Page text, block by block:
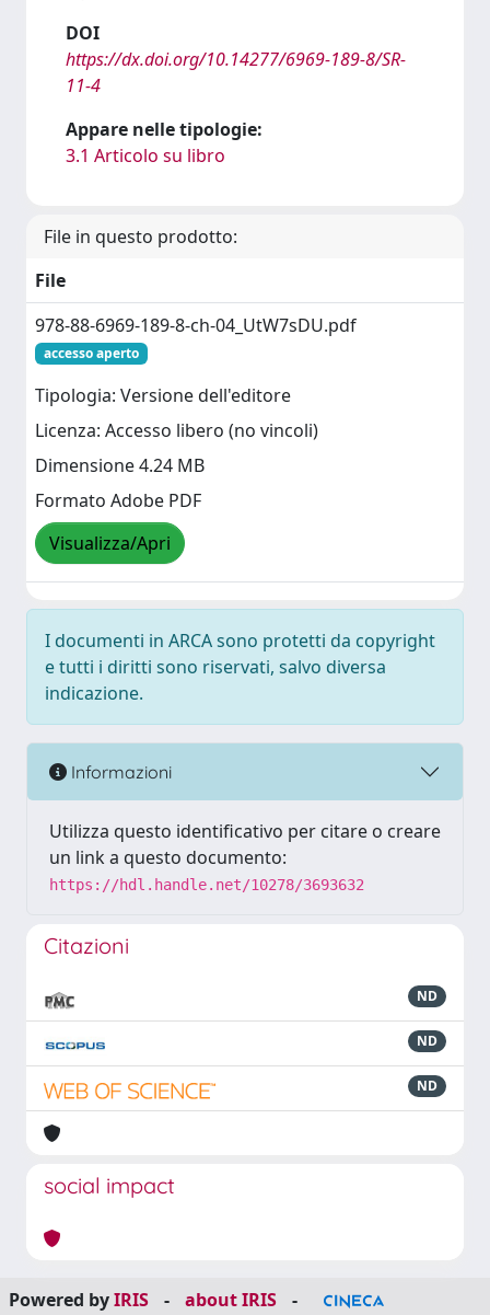
DOI
https://dx.doi.org/10.14277/6969-189-8/SR-
11-4
Appare nelle tipologie:
3.1 Articolo su libro
File in questo prodotto:
File
978-88-6969-189-8-ch-04_UtW7sDU.pdf
accesso aperto
Tipologia: Versione dell'editore
Licenza: Accesso libero (no vincoli)
Dimensione 4.24 MB
Formato Adobe PDF
Visualizza/Apri
I documenti in ARCA sono protetti da copyright
e tutti i diritti sono riservati, salvo diversa
indicazione.
Informazioni
Utilizza questo identificativo per citare o creare
un link a questo documento:
https://hdl.handle.net/10278/3693632
Citazioni
ND
ND
ND
social impact
Powered byIRIS - about IRIS
-